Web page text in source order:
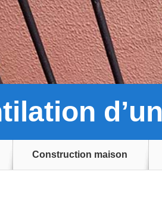
Construction maison